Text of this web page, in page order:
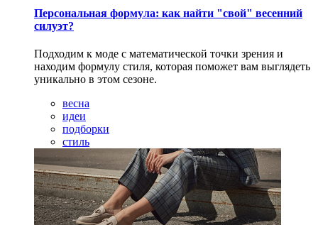
Персональная формула: как найти "свой" весенний
силуэт?
Подходим к моде с математической точки зрения и
находим формулу стиля, которая поможет вам выглядеть
уникально в этом сезоне.
весна
идеи
подборки
стиль